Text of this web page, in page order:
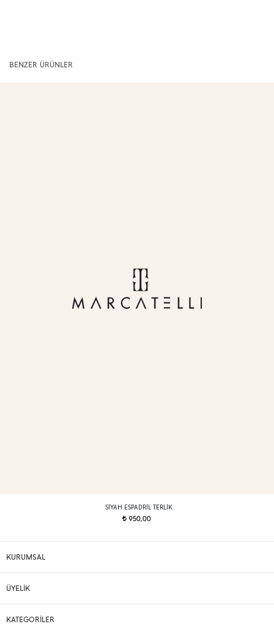
BENZER ÜRÜNLER
SIYAH ESPADRIL TERLIK
t950,00
KURUMSAL
ÜYELİK
KATEGORİLER